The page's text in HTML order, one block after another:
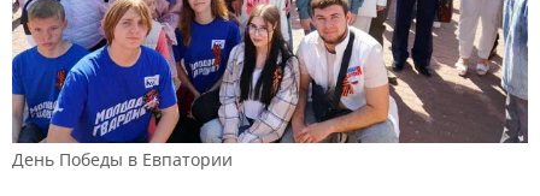
День Победы в Евпатории